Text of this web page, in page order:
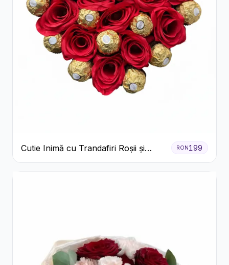
Cutie Inimă cu Trandafiri Roșii și
Ferrero Rocher
RON199